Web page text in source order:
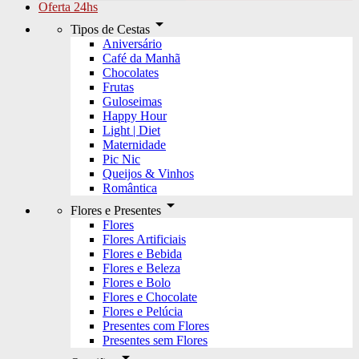
Oferta 24hs
Tipos de Cestas arrow_drop_down
Aniversário
Café da Manhã
Chocolates
Frutas
Guloseimas
Happy Hour
Light | Diet
Maternidade
Pic Nic
Queijos & Vinhos
Romântica
Flores e Presentes arrow_drop_down
Flores
Flores Artificiais
Flores e Bebida
Flores e Beleza
Flores e Bolo
Flores e Chocolate
Flores e Pelúcia
Presentes com Flores
Presentes sem Flores